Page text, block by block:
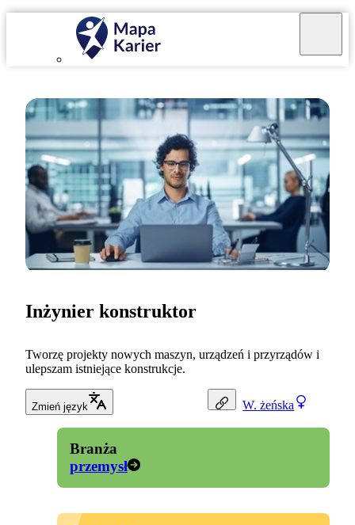
W. żeńska
Inżynier konstruktor
Tworzę projekty nowych maszyn, urządzeń i przyrządów i
ulepszam istniejące konstrukcje.
Zmień język
Branża
przemysł